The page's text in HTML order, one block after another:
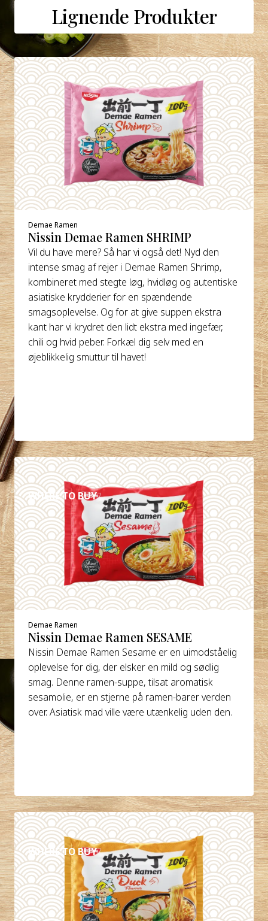
Lignende Produkter
Demae Ramen
Nissin Demae Ramen SHRIMP
Vil du have mere? Så har vi også det! Nyd den
intense smag af rejer i Demae Ramen Shrimp,
kombineret med stegte løg, hvidløg og autentiske
asiatiske krydderier for en spændende
smagsoplevelse. Og for at give suppen ekstra
kant har vi krydret den lidt ekstra med ingefær,
chili og hvid peber. Forkæl dig selv med en
øjeblikkelig smuttur til havet!
WHERE TO BUY
DETALJER
Demae Ramen
Nissin Demae Ramen SESAME
Nissin Demae Ramen Sesame er en uimodståelig
oplevelse for dig, der elsker en mild og sødlig
smag. Denne ramen-suppe, tilsat aromatisk
sesamolie, er en stjerne på ramen-barer verden
over. Asiatisk mad ville være utænkelig uden den.
WHERE TO BUY
DETALJER